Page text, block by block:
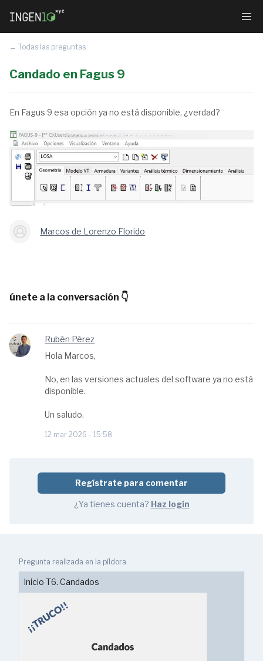
← Todas las preguntas
Candado en Fagus 9
En Fagus 9 esa opción ya no está disponible, ¿verdad?
Marcos de Lorenzo Florido
únete a la conversación 👇
Rubén Pérez
Hola Marcos,
No, en las versiones actuales del software ya no está
disponible.
Un saludo.
12 mar 2026 - 15:58
Regístrate para comentar
¿Ya tienes cuenta? Haz login
Pregunta realizada en la píldora
Inicio T6. Candados